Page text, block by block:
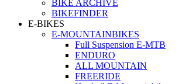
BIKE ARCHIVE
BIKEFINDER
E-BIKES
E-MOUNTAINBIKES
Full Suspension E-MTB
ENDURO
ALL MOUNTAIN
FREERIDE